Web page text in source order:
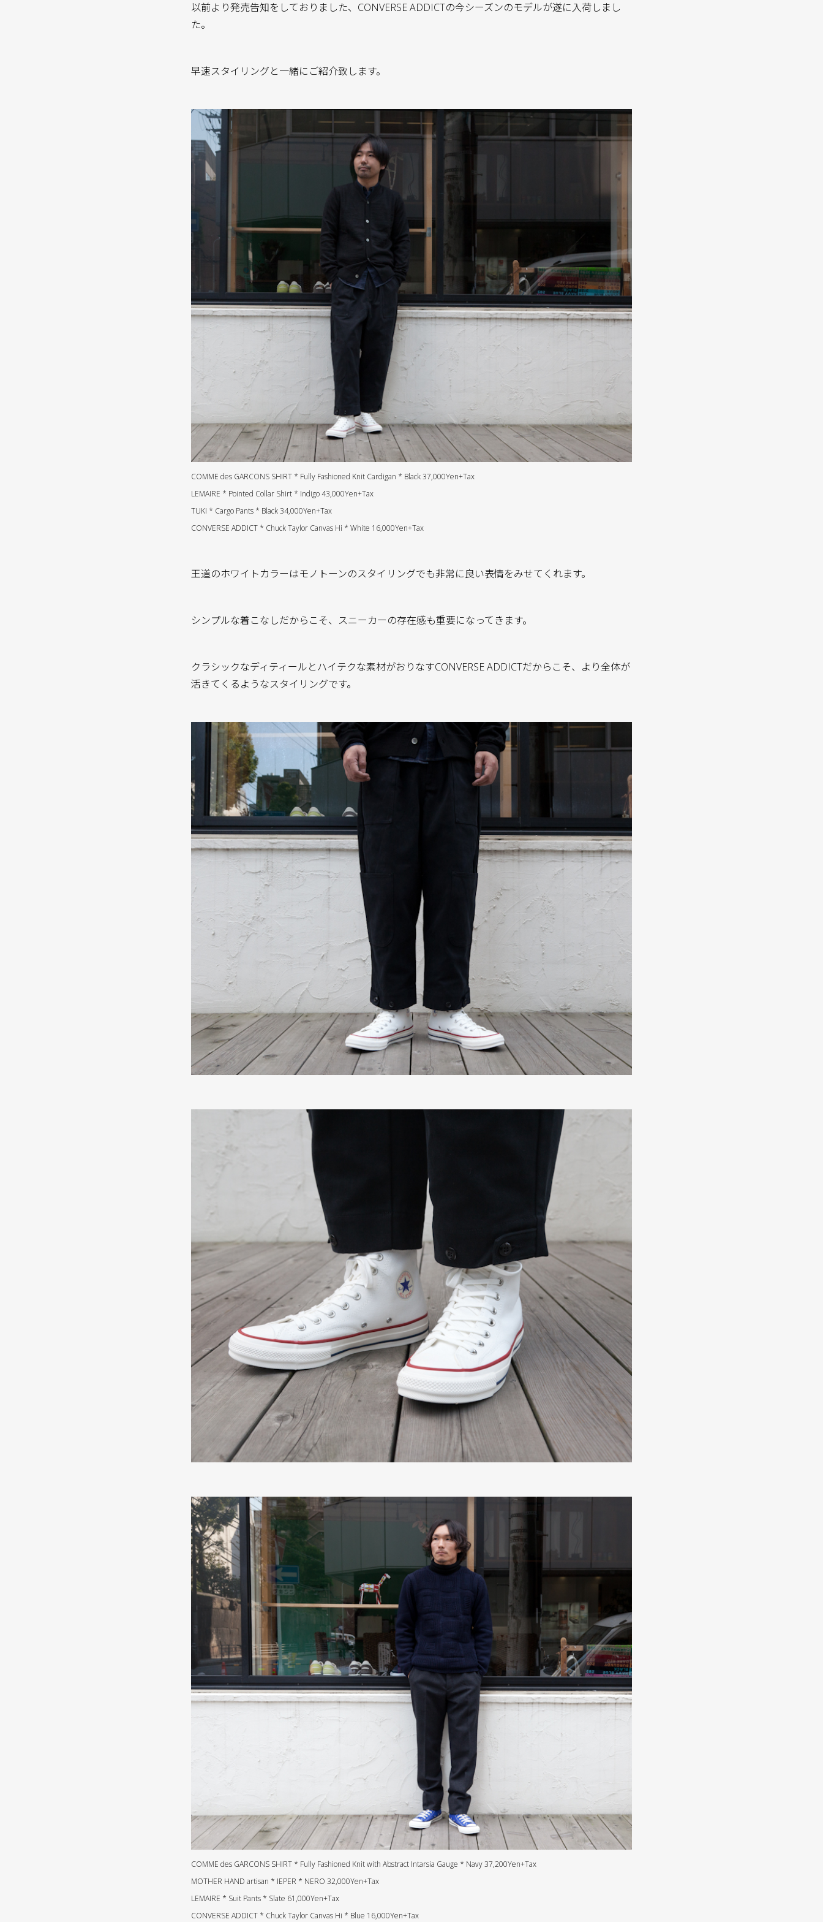
以前より発売告知をしておりました、CONVERSE ADDICTの今シーズンのモデルが遂に入荷しまし
た。
早速スタイリングと一緒にご紹介致します。
COMME des GARCONS SHIRT * Fully Fashioned Knit Cardigan * Black 37,000Yen+Tax
LEMAIRE * Pointed Collar Shirt * Indigo 43,000Yen+Tax
TUKI * Cargo Pants * Black 34,000Yen+Tax
CONVERSE ADDICT * Chuck Taylor Canvas Hi * White 16,000Yen+Tax
王道のホワイトカラーはモノトーンのスタイリングでも非常に良い表情をみせてくれます。
シンプルな着こなしだからこそ、スニーカーの存在感も重要になってきます。
クラシックなディティールとハイテクな素材がおりなすCONVERSE ADDICTだからこそ、より全体が
活きてくるようなスタイリングです。
COMME des GARCONS SHIRT * Fully Fashioned Knit with Abstract Intarsia Gauge * Navy 37,200Yen+Tax
MOTHER HAND artisan * IEPER * NERO 32,000Yen+Tax
LEMAIRE * Suit Pants * Slate 61,000Yen+Tax
CONVERSE ADDICT * Chuck Taylor Canvas Hi * Blue 16,000Yen+Tax